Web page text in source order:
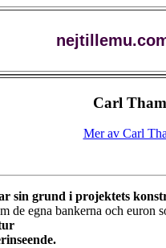
Carl Tham
Mer av Carl
sin grund i projektets
de egna bankerna och euron